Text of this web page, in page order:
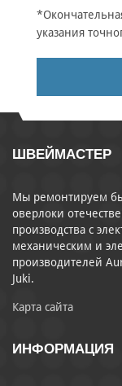
указания
ШВЕЙМАСТЕР
Мы ремонтируем
оверлоки
производства с
механическим и
производителей
Juki.
Карта сайта
ИНФОРМАЦИЯ